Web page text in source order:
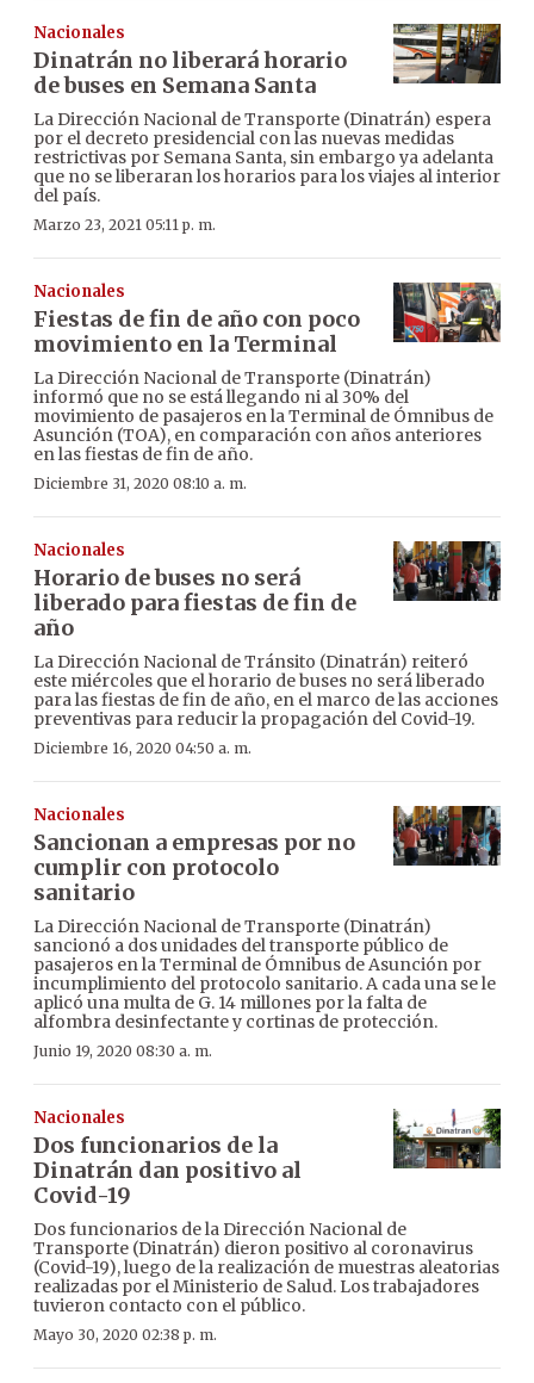
Nacionales
Dinatrán no liberará horario
de buses en Semana Santa
La Dirección Nacional de Transporte (Dinatrán) espera
por el decreto presidencial con las nuevas medidas
restrictivas por Semana Santa, sin embargo ya adelanta
que no se liberaran los horarios para los viajes al interior
del país.
Marzo 23, 2021 05:11 p. m.
Nacionales
Fiestas de fin de año con poco
movimiento en la Terminal
La Dirección Nacional de Transporte (Dinatrán)
informó que no se está llegando ni al 30% del
movimiento de pasajeros en la Terminal de Ómnibus de
Asunción (TOA), en comparación con años anteriores
en las fiestas de fin de año.
Diciembre 31, 2020 08:10 a. m.
Nacionales
Horario de buses no será
liberado para fiestas de fin de
año
La Dirección Nacional de Tránsito (Dinatrán) reiteró
este miércoles que el horario de buses no será liberado
para las fiestas de fin de año, en el marco de las acciones
preventivas para reducir la propagación del Covid-19.
Diciembre 16, 2020 04:50 a. m.
Nacionales
Sancionan a empresas por no
cumplir con protocolo
sanitario
La Dirección Nacional de Transporte (Dinatrán)
sancionó a dos unidades del transporte público de
pasajeros en la Terminal de Ómnibus de Asunción por
incumplimiento del protocolo sanitario. A cada una se le
aplicó una multa de G. 14 millones por la falta de
alfombra desinfectante y cortinas de protección.
Junio 19, 2020 08:30 a. m.
Nacionales
Dos funcionarios de la
Dinatrán dan positivo al
Covid-19
Dos funcionarios de la Dirección Nacional de
Transporte (Dinatrán) dieron positivo al coronavirus
(Covid-19), luego de la realización de muestras aleatorias
realizadas por el Ministerio de Salud. Los trabajadores
tuvieron contacto con el público.
Mayo 30, 2020 02:38 p. m.